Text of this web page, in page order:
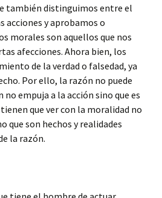
también distinguimos entre el
acciones y aprobamos o
morales son aquellos que nos
afecciones. Ahora bien, los
de la verdad o falsedad, ya
Por ello, la razón no puede
empuja a la acción sino que es
que ver con la moralidad no
que son hechos y realidades
la razón.